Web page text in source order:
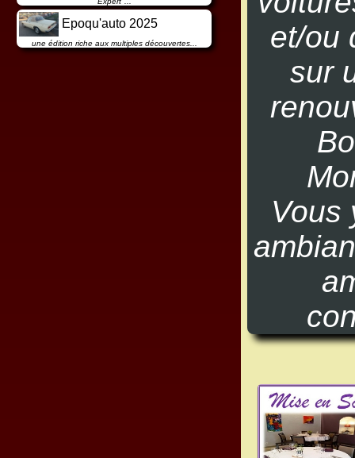
et/ou
sur
Vous
Epoqu'auto 2025
une édition riche aux multiples découvertes...